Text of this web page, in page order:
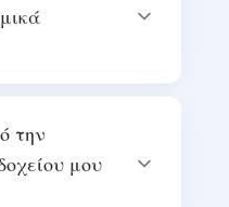
την
μου